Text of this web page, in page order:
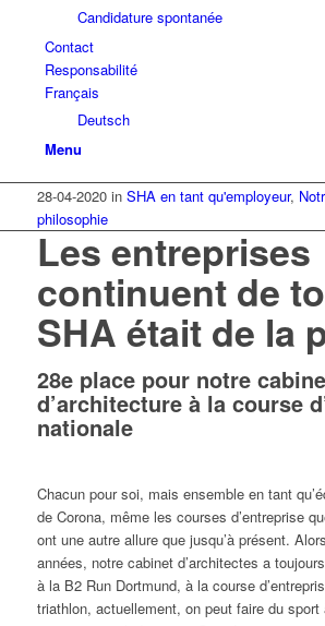
Candidature spontanée
Contact
Responsabilité
Français
Deutsch
Menu
28-04-2020in SHA en tant qu'employeur,
philosophie
Les entreprises
continuent de
SHA était de la
28e place pour notre
d’architecture à la course
nationale
Chacun pour soi, mais ensemble en tant
de Corona, même les courses d’entreprise
ont une autre allure que jusqu’à présent.
années, notre cabinet d’architectes a
à la B2 Run Dortmund, à la course
triathlon, actuellement, on peut faire du sport